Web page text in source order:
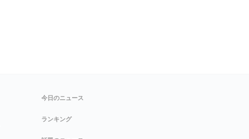
今日のニュース
ランキング